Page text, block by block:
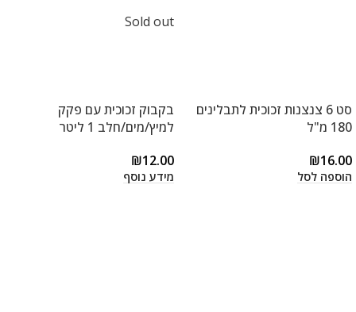
סט 6 צנצנות זכוכית לתבלינים
180 מ"ל
₪16.00
הוספה לסל
Sold out
בקבוק זכוכית עם פקק
למיץ/מים/חלב 1 ליטר
₪12.00
מידע נוסף